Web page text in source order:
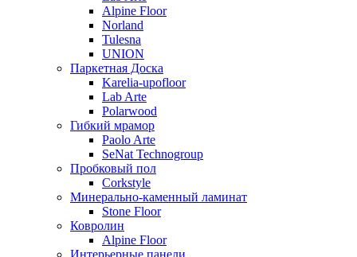
Alpine Floor
Norland
Tulesna
UNION
Паркетная Доска
Karelia-upofloor
Lab Arte
Polarwood
Гибкий мрамор
Paolo Arte
SeNat Technogroup
Пробковый пол
Corkstyle
Минерально-каменный ламинат
Stone Floor
Ковролин
Alpine Floor
Интерьерные панели